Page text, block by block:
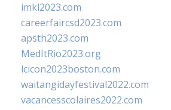
imkl2023.com
careerfaircsd2023.com
apsth2023.com
MedItRio2023.org
lcicon2023boston.com
waitangidayfestival2022.com
vacancesscolaires2022.com